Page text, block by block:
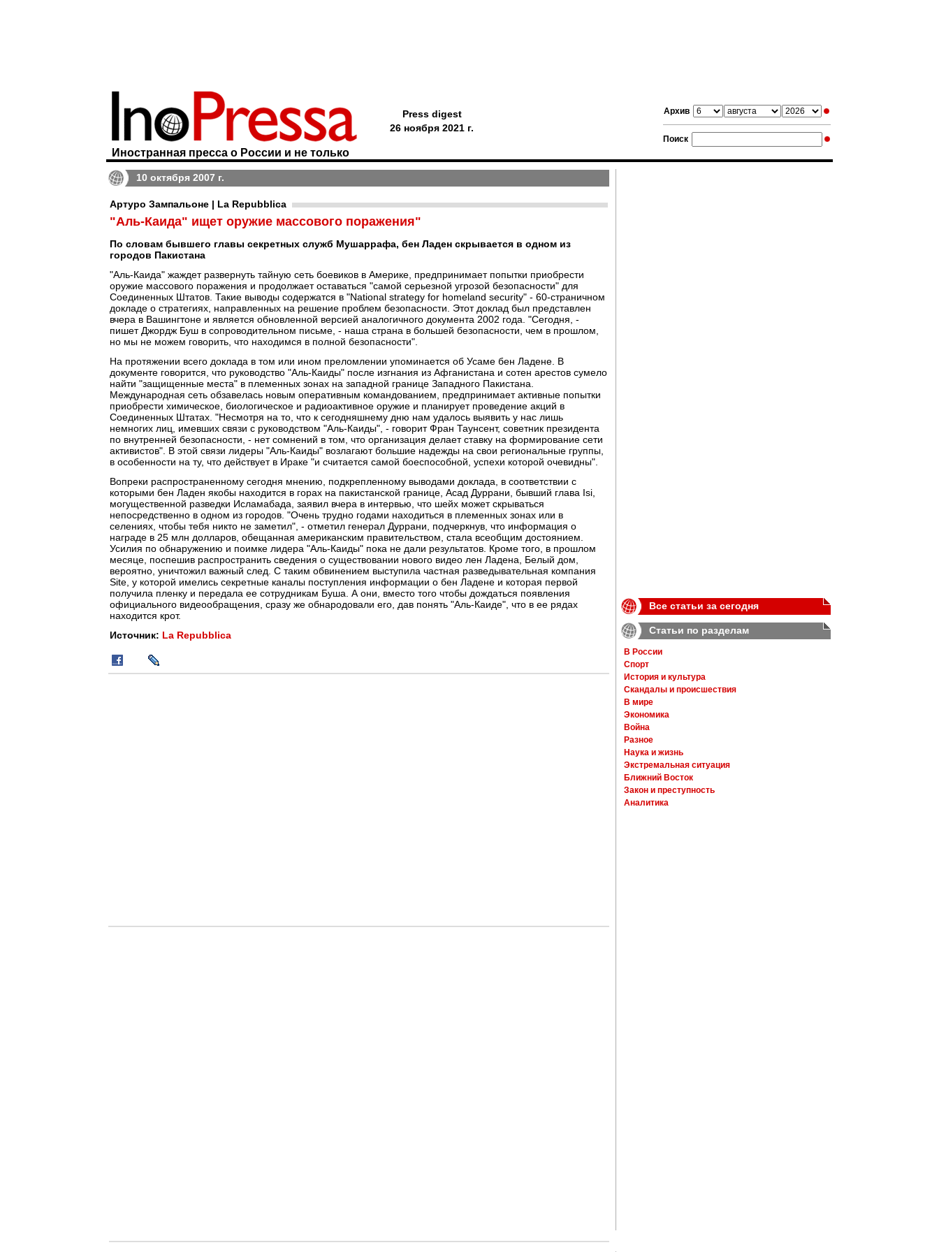
Архив
Поиск
Иностранная пресса о России и не только
Press digest
26 ноября 2021 г.
10 октября 2007 г.
Артуро Зампальоне | La Repubblica
"Аль-Каида" ищет оружие массового поражения"
По словам бывшего главы секретных служб Мушаррафа, бен Ладен скрывается в одном из
городов Пакистана
"Аль-Каида" жаждет развернуть тайную сеть боевиков в Америке, предпринимает попытки приобрести
оружие массового поражения и продолжает оставаться "самой серьезной угрозой безопасности" для
Соединенных Штатов. Такие выводы содержатся в "National strategy for homeland security" - 60-страничном
докладе о стратегиях, направленных на решение проблем безопасности. Этот доклад был представлен
вчера в Вашингтоне и является обновленной версией аналогичного документа 2002 года. "Сегодня, -
пишет Джордж Буш в сопроводительном письме, - наша страна в большей безопасности, чем в прошлом,
но мы не можем говорить, что находимся в полной безопасности".
На протяжении всего доклада в том или ином преломлении упоминается об Усаме бен Ладене. В
документе говорится, что руководство "Аль-Каиды" после изгнания из Афганистана и сотен арестов сумело
найти "защищенные места" в племенных зонах на западной границе Западного Пакистана.
Международная сеть обзавелась новым оперативным командованием, предпринимает активные попытки
приобрести химическое, биологическое и радиоактивное оружие и планирует проведение акций в
Соединенных Штатах. "Несмотря на то, что к сегодняшнему дню нам удалось выявить у нас лишь
немногих лиц, имевших связи с руководством "Аль-Каиды", - говорит Фран Таунсент, советник президента
по внутренней безопасности, - нет сомнений в том, что организация делает ставку на формирование сети
активистов". В этой связи лидеры "Аль-Каиды" возлагают большие надежды на свои региональные группы,
в особенности на ту, что действует в Ираке "и считается самой боеспособной, успехи которой очевидны".
Вопреки распространенному сегодня мнению, подкрепленному выводами доклада, в соответствии с
которыми бен Ладен якобы находится в горах на пакистанской границе, Асад Дуррани, бывший глава Isi,
могущественной разведки Исламабада, заявил вчера в интервью, что шейх может скрываться
непосредственно в одном из городов. "Очень трудно годами находиться в племенных зонах или в
селениях, чтобы тебя никто не заметил", - отметил генерал Дуррани, подчеркнув, что информация о
награде в 25 млн долларов, обещанная американским правительством, стала всеобщим достоянием.
Усилия по обнаружению и поимке лидера "Аль-Каиды" пока не дали результатов. Кроме того, в прошлом
месяце, поспешив распространить сведения о существовании нового видео лен Ладена, Белый дом,
вероятно, уничтожил важный след. С таким обвинением выступила частная разведывательная компания
Site, у которой имелись секретные каналы поступления информации о бен Ладене и которая первой
получила пленку и передала ее сотрудникам Буша. А они, вместо того чтобы дождаться появления
официального видеообращения, сразу же обнародовали его, дав понять "Аль-Каиде", что в ее рядах
находится крот.
Источник: La Repubblica
Все статьи за сегодня
Статьи по разделам
В России
Спорт
История и культура
Скандалы и происшествия
В мире
Экономика
Война
Разное
Наука и жизнь
Экстремальная ситуация
Ближний Восток
Закон и преступность
Аналитика